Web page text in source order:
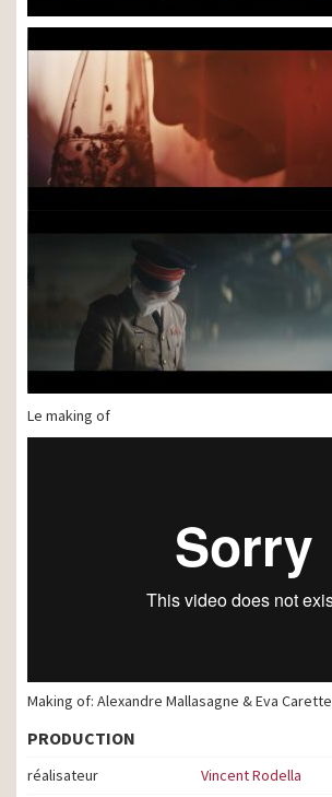
Le making of
Making of: Alexandre Mallasagne & Eva Carette
PRODUCTION
réalisateur Vincent Rodella